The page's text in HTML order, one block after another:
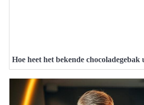
Hoe heet het bekende chocoladegebak